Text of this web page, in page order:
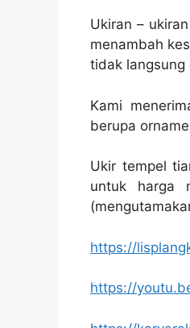
Ukiran –
menambah
tidak langsung
Kami
berupa
Ukir tempel
untuk harga
https://
https://